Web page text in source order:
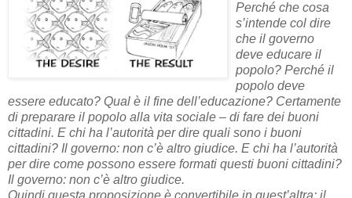
Perché che cosa
s’intende col dire
che il governo
deve educare il
popolo? Perché il
popolo deve
essere educato? Qual è il fine dell’educazione? Certamente
di preparare il popolo alla vita sociale – di fare dei buoni
cittadini. E chi ha l’autorità per dire quali sono i buoni
cittadini? Il governo: non c’è altro giudice. E chi ha l’autorità
per dire come possono essere formati questi buoni cittadini?
Il governo: non c’è altro giudice.